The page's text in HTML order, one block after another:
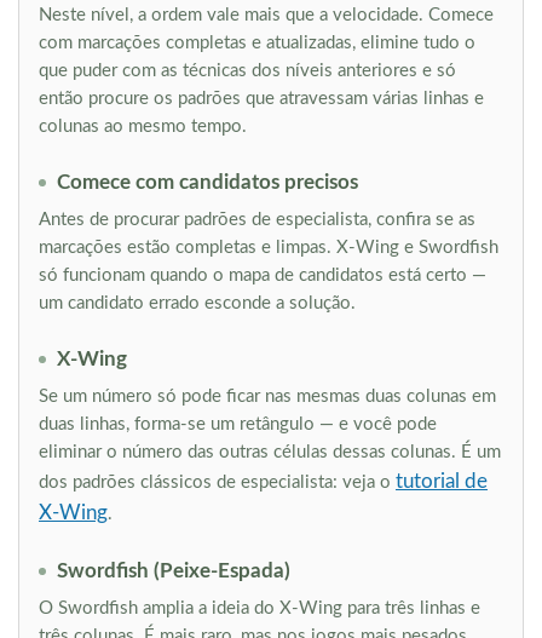
Neste nível, a ordem vale mais que a velocidade. Comece
com marcações completas e atualizadas, elimine tudo o
que puder com as técnicas dos níveis anteriores e só
então procure os padrões que atravessam várias linhas e
colunas ao mesmo tempo.
Comece com candidatos precisos
Antes de procurar padrões de especialista, confira se as
marcações estão completas e limpas. X-Wing e Swordfish
só funcionam quando o mapa de candidatos está certo —
um candidato errado esconde a solução.
X-Wing
Se um número só pode ficar nas mesmas duas colunas em
duas linhas, forma-se um retângulo — e você pode
eliminar o número das outras células dessas colunas. É um
dos padrões clássicos de especialista: veja o tutorial de
X-Wing.
Swordfish (Peixe-Espada)
O Swordfish amplia a ideia do X-Wing para três linhas e